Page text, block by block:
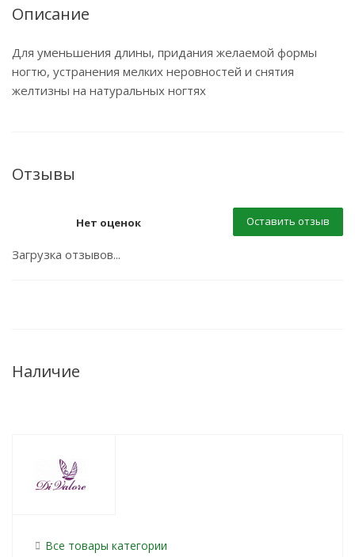
Описание
Для уменьшения длины, придания желаемой формы
ногтю, устранения мелких неровностей и снятия
желтизны на натуральных ногтях
Отзывы
Нет оценок Оставить отзыв
Загрузка отзывов...
Наличие
Все товары категории